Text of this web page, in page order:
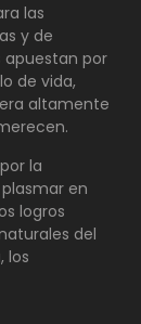
las
y de
apuestan por
de vida,
altamente
la
en
logros
del
los